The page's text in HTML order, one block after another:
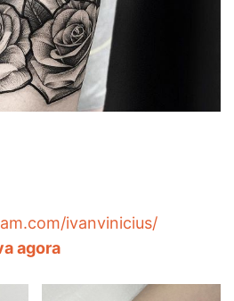
ivanvinicius/
agora